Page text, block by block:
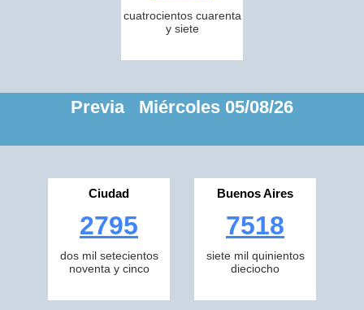
cuatrocientos cuarenta
y siete
Previa Miércoles 05/08/26
Ciudad
2795
dos mil setecientos
noventa y cinco
Buenos Aires
7518
siete mil quinientos
dieciocho